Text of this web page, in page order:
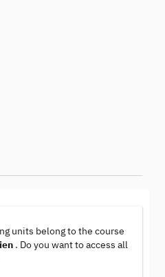
units belong to the course
. Do you want to access all